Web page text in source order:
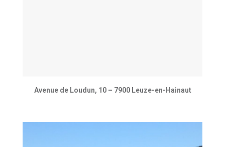
Avenue de Loudun, 10 – 7900 Leuze-en-Hainaut